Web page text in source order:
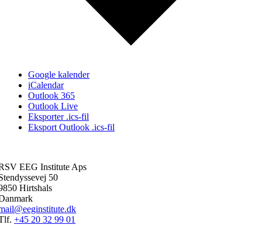
Google kalender
iCalendar
Outlook 365
Outlook Live
Eksporter .ics-fil
Eksport Outlook .ics-fil
EEG Institute Aps
50
Hirtshals
+45 20 32 99 01